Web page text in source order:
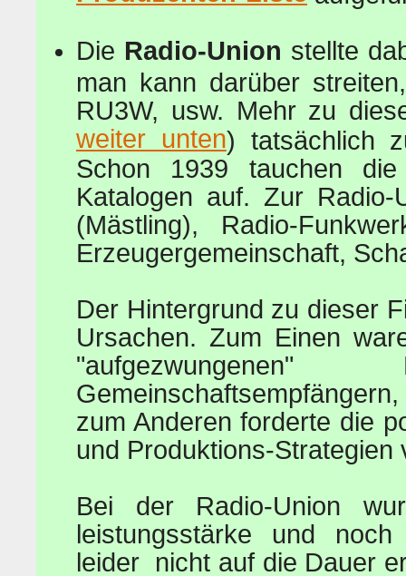
Die Radio-Union stellte
man kann darüber
RU3W, usw. Mehr zu
weiter unten) tatsächlich
Schon 1939 tauchen
Katalogen auf. Zur
(Mästling), Radio-
Erzeugergemeinschaft,
Der Hintergrund zu dieser
Ursachen. Zum Einen
zum Anderen forderte die
und Produktions-
Bei der Radio-Union
leistungsstärke und
leider nicht auf die Dauer